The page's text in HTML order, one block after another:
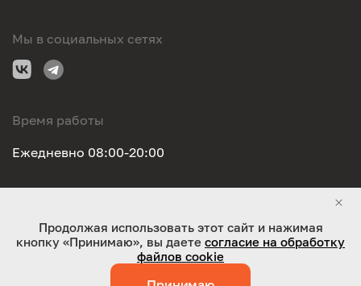
Мы в социальных сетях
Время работы
Ежедневно 08:00-20:00
ООО "Оригинал-сервис". Все права защищены 2026
Продолжая использовать этот сайт и нажимая
кнопку «Принимаю», вы даете согласие на обработку
файлов cookie